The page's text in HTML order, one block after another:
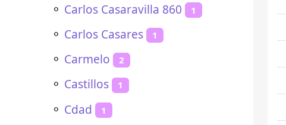
⚬ Carlos Casaravilla 860 1
⚬ Carlos Casares 1
⚬ Carmelo 2
⚬ Castillos 1
⚬ Cdad 1